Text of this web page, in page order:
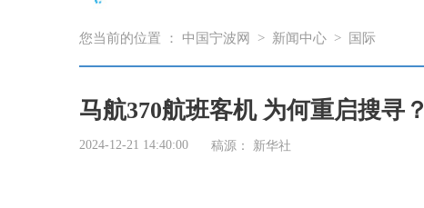
您当前的位置 ： 中国宁波网 > 新闻中心 > 国际
马航370航班客机 为何重启搜寻？
2024-12-21 14:40:00 稿源： 新华社